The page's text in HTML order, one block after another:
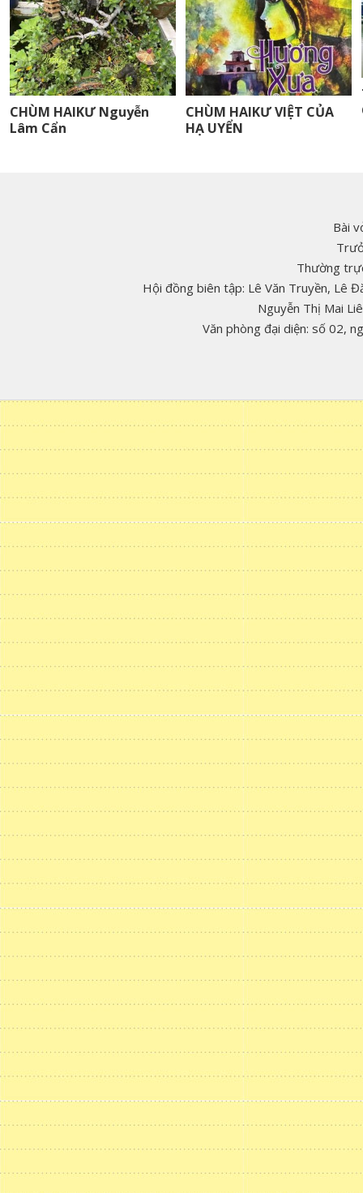
CHÙM HAIKƯ Nguyễn
Lâm Cẩn
CHÙM HAIKƯ VIỆT CỦA
HẠ UYỂN
Bài
Thường
Hội đồng biên tập: Lê Văn Truyền, Lê
Nguyễn Thị Mai
Văn phòng đại diện: số 02,